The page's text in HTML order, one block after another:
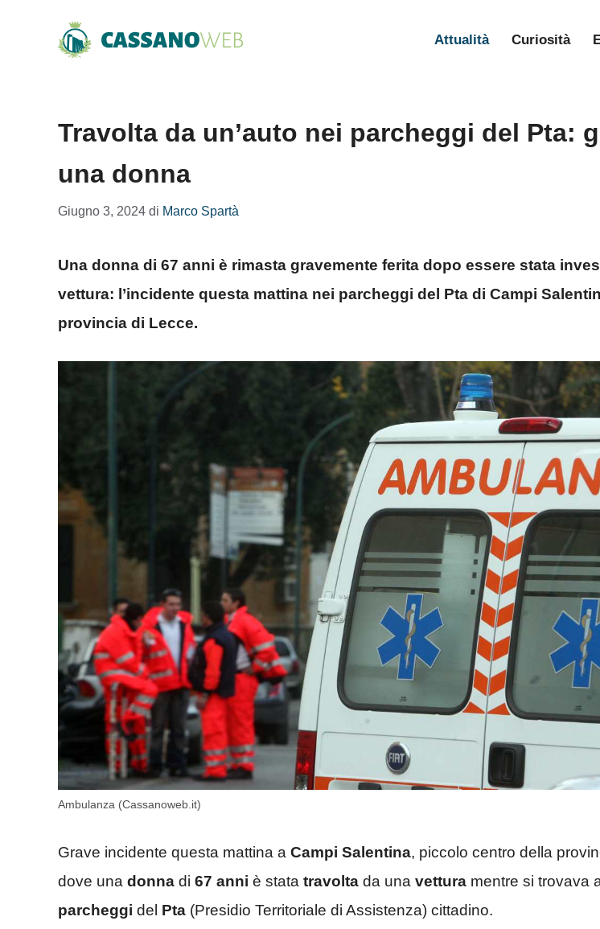
Attualità Curiosità
Travolta da un’auto nei parcheggi del Pta:
una donna
Giugno 3, 2024 di Marco Spartà
Una donna di 67 anni è rimasta gravemente ferita dopo essere stata
vettura: l’incidente questa mattina nei parcheggi del Pta di Campi
provincia di Lecce.
Ambulanza (Cassanoweb.it)
Grave incidente questa mattina a Campi Salentina, piccolo centro della
dove una donna di 67 anni è stata travolta da una vettura mentre si trovava
parcheggi del Pta (Presidio Territoriale di Assistenza) cittadino.